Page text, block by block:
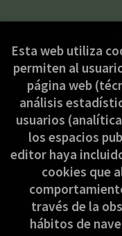
Esta web utiliza
permiten al
página web
análisis
usuarios
los espacios
editor haya
cookies que
través de la
hábitos de